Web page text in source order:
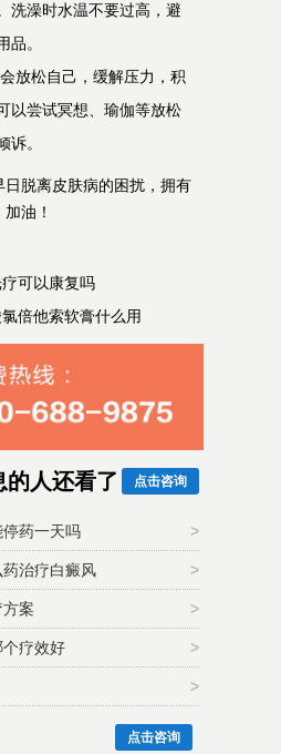
洗澡时水温不要过高，避
品。
放松自己，缓解压力，积
以尝试冥想、瑜伽等放松
诉。
脱离皮肤病的困扰，拥有
油！
可以康复吗
倍他索软膏什么用
点击咨询
的人还看了
药一天吗 >
治疗白癜风 >
案 >
疗效好 >
>
点击咨询